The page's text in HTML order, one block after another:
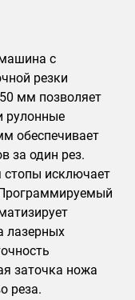
с
резки
мм позволяет
рулонные
обеспечивает
за один рез.
стопы исключает
лазерных
заточка ножа
реза.